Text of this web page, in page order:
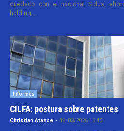
quedado con el nacional Sidus,
holding....
Informes
CILFA: postura sobre patentes
Christian Atance - 18/03/2026 15:45